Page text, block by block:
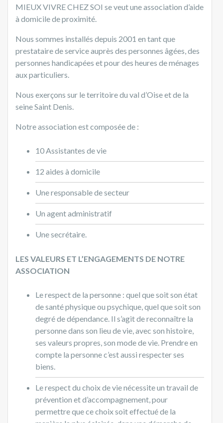
MIEUX VIVRE CHEZ SOI se veut une association d’aide
à domicile de proximité.
Nous sommes installés depuis 2001 en tant que
prestataire de service auprès des personnes âgées, des
personnes handicapées et pour des heures de ménages
aux particuliers.
Nous exerçons sur le territoire du val d’Oise et de la
seine Saint Denis.
Notre association est composée de :
10 Assistantes de vie
12 aides à domicile
Une responsable de secteur
Un agent administratif
Une secrétaire.
LES VALEURS ET L’ENGAGEMENTS DE NOTRE
ASSOCIATION
Le respect de la personne : quel que soit son état
de santé physique ou psychique, quel que soit son
degré de dépendance. Il s’agit de reconnaître la
personne dans son lieu de vie, avec son histoire,
ses valeurs propres, son mode de vie. Prendre en
compte la personne c’est aussi respecter ses
biens.
Le respect du choix de vie nécessite un travail de
prévention et d’accompagnement, pour
permettre que ce choix soit effectué de la